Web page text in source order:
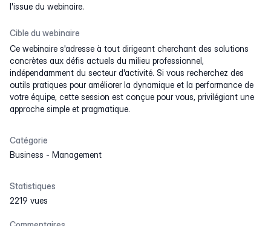
l'issue du webinaire.
Cible du webinaire
Ce webinaire s'adresse à tout dirigeant cherchant des solutions
concrètes aux défis actuels du milieu professionnel,
indépendamment du secteur d'activité. Si vous recherchez des
outils pratiques pour améliorer la dynamique et la performance de
votre équipe, cette session est conçue pour vous, privilégiant une
approche simple et pragmatique.
Catégorie
Business - Management
Statistiques
2219 vues